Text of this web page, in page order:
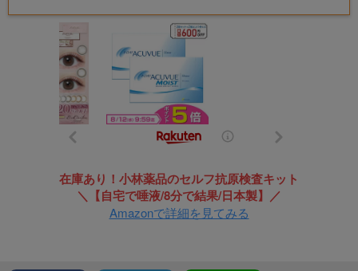
在庫あり！小林薬品のセルフ抗原検査キット
＼【自宅で唾液/8分で結果/日本製】／
Amazonで詳細を見てみる